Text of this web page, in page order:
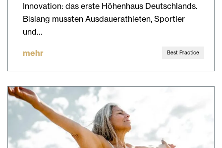
Innovation: das erste Höhenhaus Deutschlands.
Bislang mussten Ausdauerathleten, Sportler
und…
mehr Best Practice